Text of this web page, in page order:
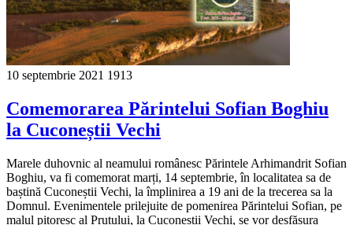
10 septembrie 2021 1913
Comemorarea Părintelui Sofian Boghiu
la Cuconeștii Vechi
Marele duhovnic al neamului românesc Părintele Arhimandrit Sofian
Boghiu, va fi comemorat marți, 14 septembrie, în localitatea sa de
baștină Cuconeștii Vechi, la împlinirea a 19 ani de la trecerea sa la
Domnul. Evenimentele prilejuite de pomenirea Părintelui Sofian, pe
malul pitoresc al Prutului, la Cuconeștii Vechi, se vor desfășura